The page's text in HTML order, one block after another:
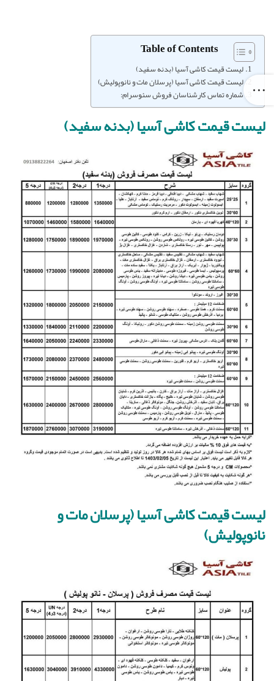
Table of Contents
لیست قیمت کاشی آسیا (بدنه سفید)
لیست قیمت کاشی آسیا (پرسلان مات و نانوپولیش)
شماره تماس کارشناسان فروش سئوسرام:
لیست قیمت کاشی آسیا (بدنه سفید)
لیست قیمت کاشی آسیا (پرسلان مات و
نانوپولیش)